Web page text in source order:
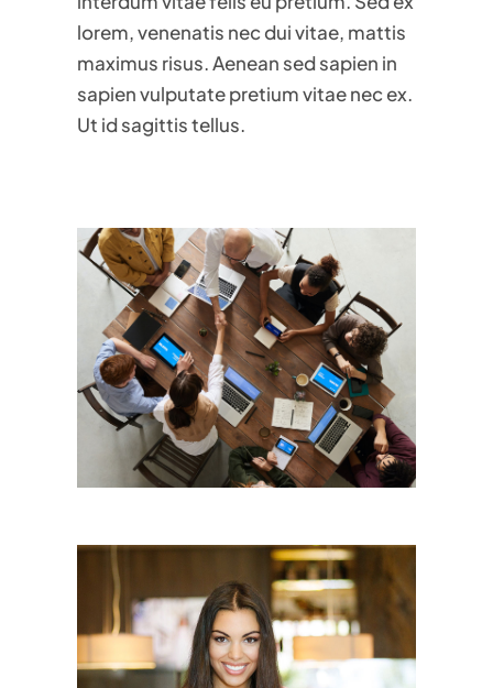
lorem, venenatis nec dui vitae, mattis
maximus risus. Aenean sed sapien in
sapien vulputate pretium vitae nec ex.
Ut id sagittis tellus.